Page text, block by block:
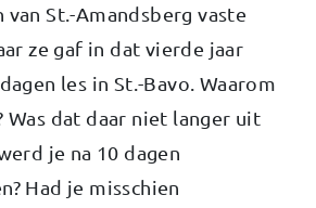
van St.-Amandsberg vaste
ze gaf in dat vierde jaar
les in St.-Bavo. Waarom
Was dat daar niet langer uit
je na 10 dagen
Had je misschien